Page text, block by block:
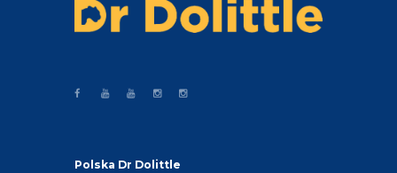
Polska Dr Dolittle